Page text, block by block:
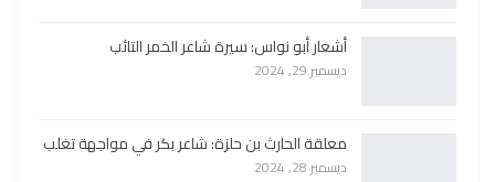
أشعار أبو نواس: سيرة شاعر الخمر التائب
ديسمبر 29, 2024
معلقة الحارث بن حلزة: شاعر بكر في مواجهة تغلب
ديسمبر 28, 2024